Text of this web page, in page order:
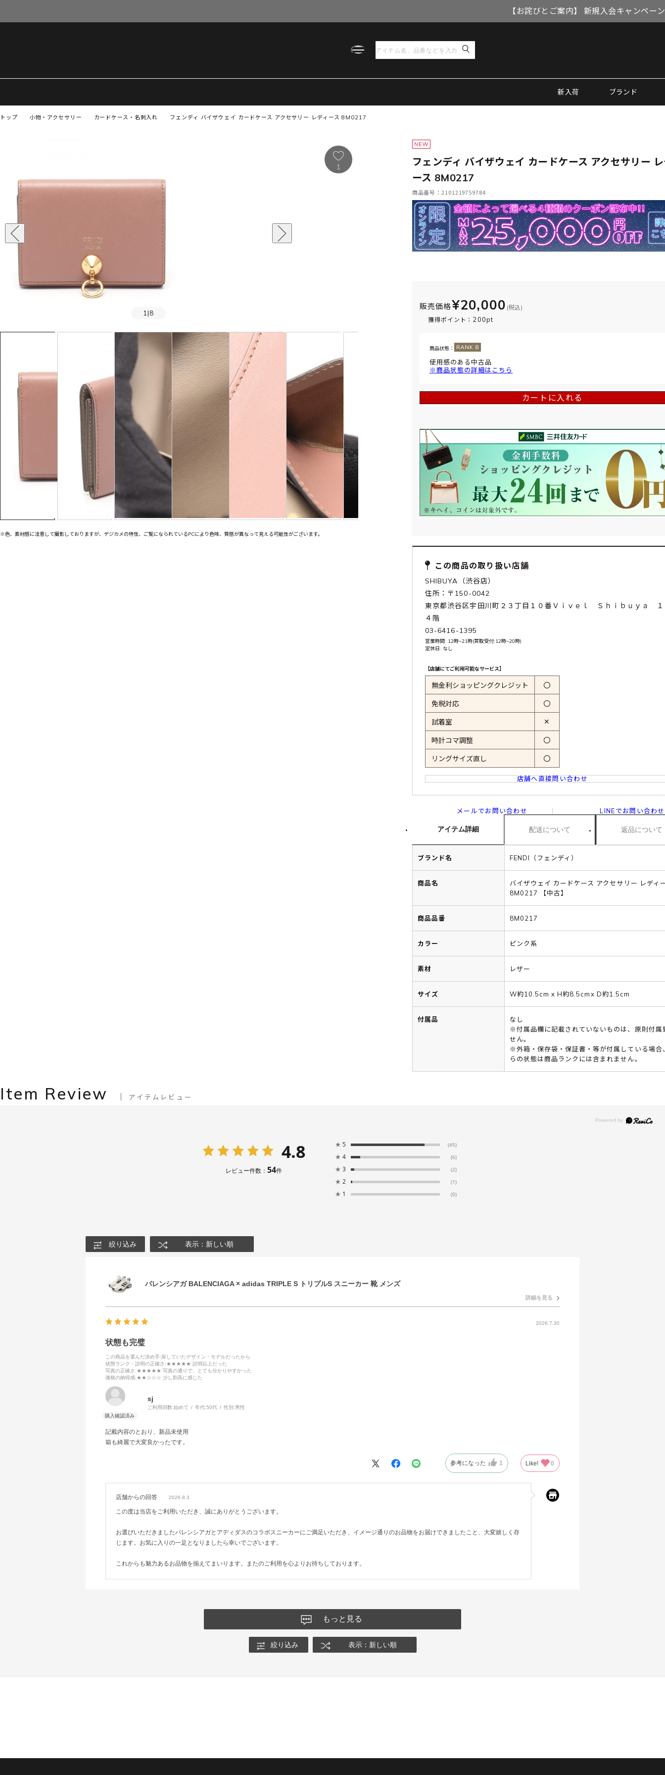
【お詫びとご案内】 新規入会キャンペ
新入荷 ブランド
トップ フェンディ バイザウェイ カードケース アクセサリー レディース 8M0217
小物・アクセサリー カードケース・名刺入れ
1 |8
1
※色、素材感に注意して撮影しておりますが、デジカメの特性、ご覧になられているPCにより色味、質感が異なって見える可能性がございます。
フェンディ バイザウェイ カードケース アクセサリー
ース 8M0217
商品番号：2101219759784
販売価格¥20,000 (税込)
獲得ポイント： 200pt
商品状態：
使用感のある中古品
※商品状態の詳細はこちら
カートに入れる
この商品の取り扱い店舗
SHIBUYA（渋谷店）
住所：〒150-0042
東京都渋谷区宇田川町２３丁目１０番Ｖｉｖｅｌ Ｓｈｉｂｕｙａ
４階
03-6416-1395
営業時間: 12時~21時(買取受付:12時~20時)
定休日: なし
【店舗にてご利用可能なサービス】
無金利ショッピングクレジット 〇
免税対応 〇
試着室 ✕
時計コマ調整 〇
リングサイズ直し 〇
店舗へ直接問い合わせ
メールでお問い合わせ LINEでお問い合わせ
アイテム詳細 配送について 返品について
ブランド名 FENDI（フェンディ）
商品名
バイザウェイ カードケース アクセサリー レディ
8M0217 【中古】
商品品番 8M0217
カラー ピンク系
素材 レザー
サイズ W約10.5cm x H約8.5cmx D約1.5cm
付属品
なし
※付属品欄に記載されていないものは、原則付属
せん。
※外箱・保存袋・保証書・等が付属している場合
らの状態は商品ランクには含まれません。
Item Review アイテムレビュー
4.8
レビュー件数： 54件
★ 5 (45)
★ 4 (6)
★ 3 (2)
★ 2 (1)
★ 1 (0)
絞り込み 表示：新しい順
バレンシアガ BALENCIAGA × adidas TRIPLE S トリプルS スニーカー 靴 メンズ
詳細を見る
2026.7.30
状態も完璧
この商品を選んだ決め手:探していたデザイン・モデルだったから
状態ランク・説明の正確さ :★★★★★ 説明以上だった
写真の正確さ :★★★★★ 写真の通りで、とても分かりやすかった
価格の納得感:★★☆☆☆ 少し割高に感じた
sj
ご利用回数:始めて 年代:50代 性別:男性
記載内容のとおり、新品未使用
箱も綺麗で大変良かったです。
参考になった 1 Like! 0
店舗からの回答 2026.8.3
この度は当店をご利用いただき、誠にありがとうございます。
お選びいただきましたバレンシアガとアディダスのコラボスニーカーにご満足いただき、イメージ通りのお品物をお届けできましたこと、大変嬉しく存
じます。お気に入りの一足となりましたら幸いでございます。
これからも魅力あるお品物を揃えてまいります。またのご利用を心よりお待ちしております。
もっと見る
絞り込み 表示：新しい順